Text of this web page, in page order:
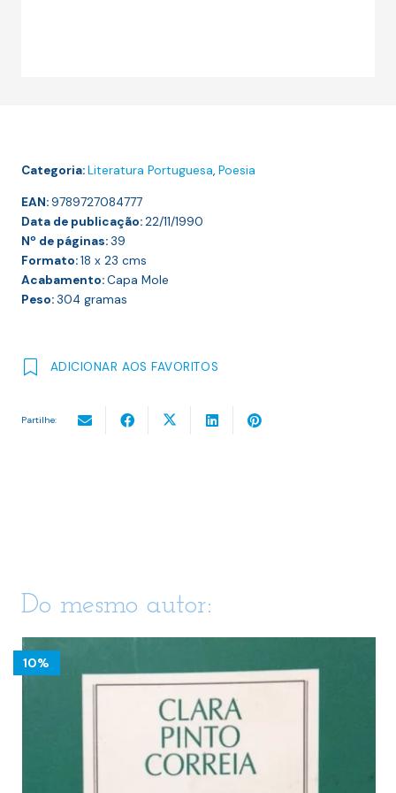
Categoria:Literatura Portuguesa, Poesia
EAN:9789727084777
Data de publicação:22/11/1990
Nº de páginas:39
Formato:18 x 23 cms
Acabamento:Capa Mole
Peso:304 gramas
ADICIONAR AOS FAVORITOS
Partilhe:
Do mesmo autor:
10%